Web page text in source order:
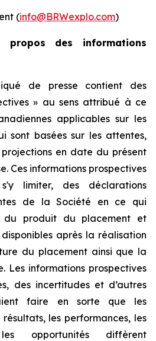
(info@BRWexplo.com)
des informations
de presse contient des
» au sens attribué à ce
applicables sur les
sont basées sur les attentes,
en date du présent
Ces informations prospectives
s'y limiter, des déclarations
de la Société en ce qui
du produit du placement et
après la réalisation
du placement ainsi que la
Les informations prospectives
des incertitudes et d’autres
faire en sorte que les
les performances, les
opportunités diffèrent